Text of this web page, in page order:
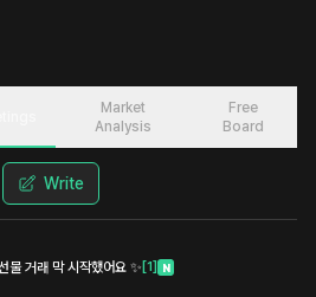
Market
Analysis
Free
Board
Write
물 거래 막 시작했어요 ✨ [1] N